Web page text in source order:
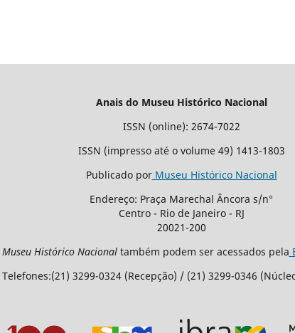
Anais do Museu Histórico Nacional
ISSN (online): 2674-7022
ISSN (impresso até o volume 49) 1413-1803
Publicado porMuseu Histórico Nacional
Endereço: Praça Marechal Âncora s/n°
Centro - Rio de Janeiro - RJ
20021-200
Histórico Nacionaltambém podem ser acessados pela
Telefones:(21) 3299-0324 (Recepção) / (21) 3299-0346